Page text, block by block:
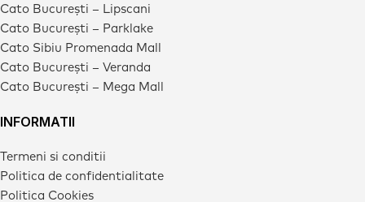
Cato București – Lipscani
Cato București – Parklake
Cato Sibiu Promenada Mall
Cato București – Veranda
Cato București – Mega Mall
INFORMATII
Termeni si conditii
Politica de confidentialitate
Politica Cookies